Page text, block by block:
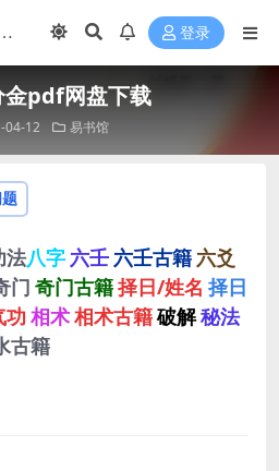
登录
金pdf网盘下载
04-12 易书馆
法八字 六壬 六壬古籍 六爻
门 奇门古籍择日/姓名 择日
功 相术相术古籍破解秘法
古籍